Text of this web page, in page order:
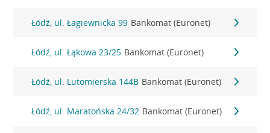
Łódź, ul. Łagiewnicka 99 Bankomat (Euronet)
Łódź, ul. Łąkowa 23/25 Bankomat (Euronet)
Łódź, ul. Lutomierska 144B Bankomat (Euronet)
Łódź, ul. Maratońska 24/32 Bankomat (Euronet)